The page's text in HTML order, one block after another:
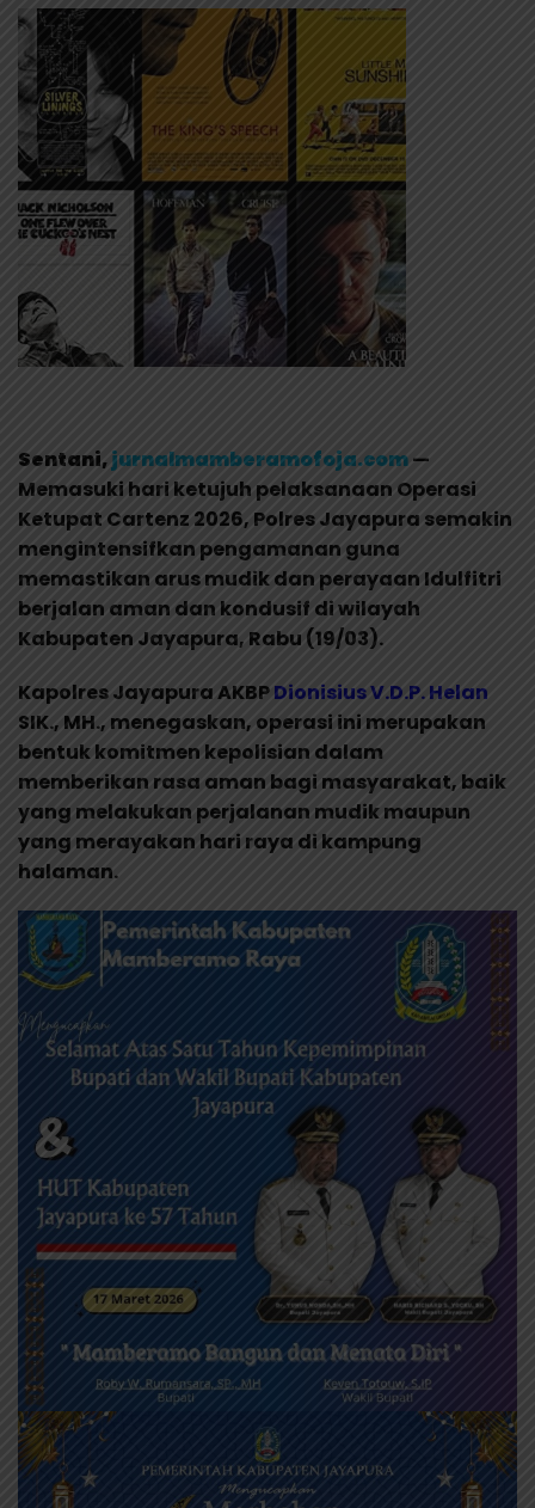
Sentani,jurnalmamberamofoja.com—
Memasuki hari ketujuh pelaksanaan Operasi
Ketupat Cartenz 2026, Polres Jayapura semakin
mengintensifkan pengamanan guna
memastikan arus mudik dan perayaan Idulfitri
berjalan aman dan kondusif di wilayah
Kabupaten Jayapura, Rabu (19/03).
Kapolres Jayapura AKBPDionisius V.D.P. Helan
SIK., MH., menegaskan, operasi ini merupakan
bentuk komitmen kepolisian dalam
memberikan rasa aman bagi masyarakat, baik
yang melakukan perjalanan mudik maupun
yang merayakan hari raya di kampung
halaman.